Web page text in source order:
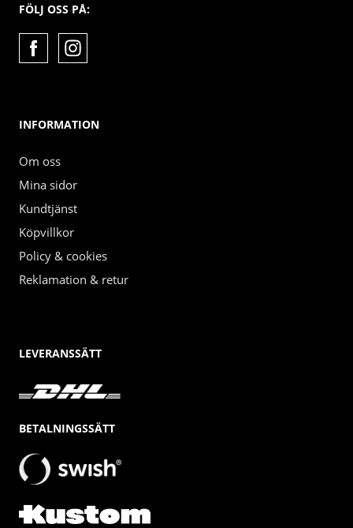
FÖLJ OSS PÅ:
INFORMATION
Om oss
Mina sidor
Kundtjänst
Köpvillkor
Policy & cookies
Reklamation & retur
LEVERANSSÄTT
BETALNINGSSÄTT